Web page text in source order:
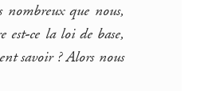
nombreux que nous,
est-ce la loi de base,
savoir ? Alors nous